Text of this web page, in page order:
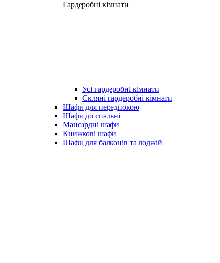
Гардеробні кімнати
Усі гардеробні кімнати
Скляні гардеробні кімнати
Шафи для передпокою
Шафи до спальні
Мансардні шафи
Книжкові шафи
Шафи для балконів та лоджій